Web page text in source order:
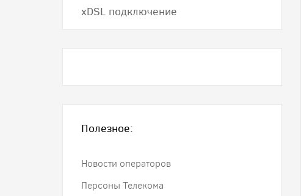
хDSL подключение
Полезное:
Новости операторов
Персоны Телекома